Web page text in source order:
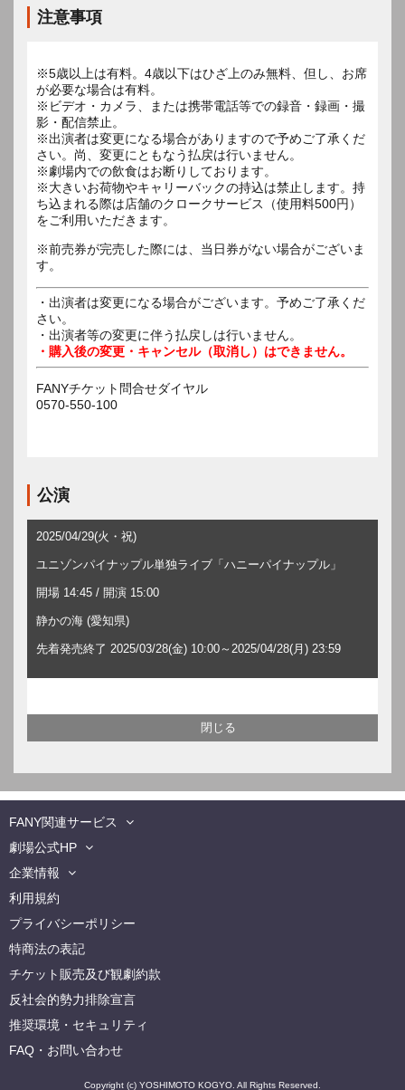
注意事項
※5歳以上は有料。4歳以下はひざ上のみ無料、但し、お席
が必要な場合は有料。
※ビデオ・カメラ、または携帯電話等での録音・録画・撮
影・配信禁止。
※出演者は変更になる場合がありますので予めご了承くだ
さい。尚、変更にともなう払戻は行いません。
※劇場内での飲食はお断りしております。
※大きいお荷物やキャリーバックの持込は禁止します。持
ち込まれる際は店舗のクロークサービス（使用料500円）
をご利用いただきます。
※前売券が完売した際には、当日券がない場合がございま
す。
・出演者は変更になる場合がございます。予めご了承くだ
さい。
・出演者等の変更に伴う払戻しは行いません。
・購入後の変更・キャンセル（取消し）はできません。
FANYチケット問合せダイヤル
0570-550-100
公演
2025/04/29(火・祝)
ユニゾンパイナップル単独ライブ「ハニーパイナップル」
開場 14:45 / 開演 15:00
静かの海 (愛知県)
先着発売終了 2025/03/28(金) 10:00～2025/04/28(月) 23:59
FANY関連サービス
劇場公式HP
企業情報
利用規約
プライバシーポリシー
特商法の表記
チケット販売及び観劇約款
反社会的勢力排除宣言
推奨環境・セキュリティ
FAQ・お問い合わせ
Copyright (c) YOSHIMOTO KOGYO. All Rights Reserved.